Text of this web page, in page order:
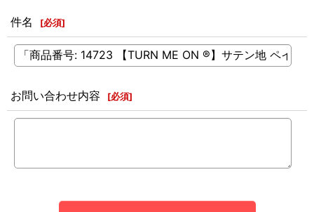
件名 [必須]
お問い合わせ内容 [必須]